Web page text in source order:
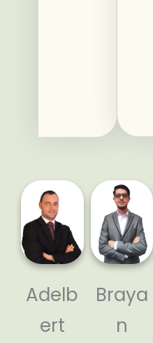
Adelb
ert
Braya
n